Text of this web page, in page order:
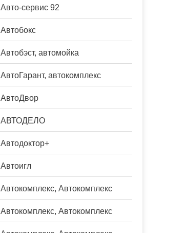
Авто-сервис 92
Автобокс
Автобэст, автомойка
АвтоГарант, автокомплекс
АвтоДвор
АВТОДЕЛО
Автодоктор+
Автоигл
Автокомплекс, Автокомплекс
Автокомплекс, Автокомплекс